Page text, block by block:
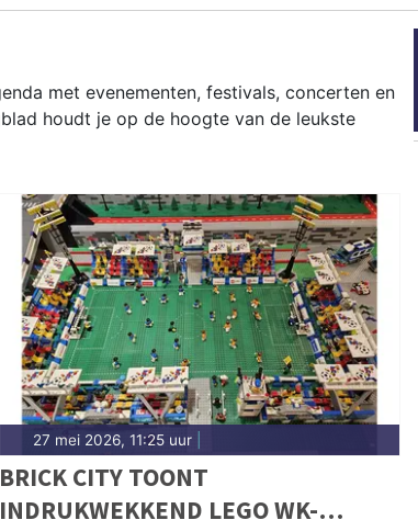
met evenementen, festivals, concerten en
houdt je op de hoogte van de leukste
en culinaire events - ontdek het
27 mei 2026, 11:25 uur|
BRICK CITY TOONT
INDRUKWEKKEND LEGO WK-